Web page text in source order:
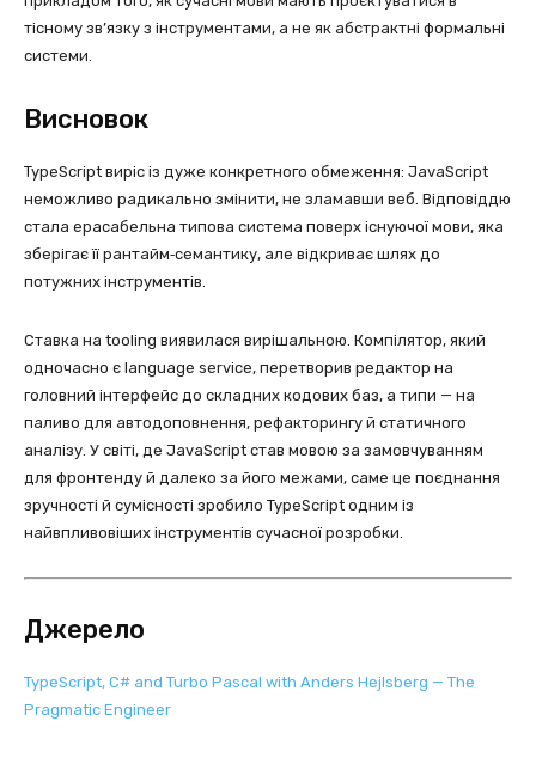
тісному зв’язку з інструментами, а не як абстрактні формальні
системи.
Висновок
TypeScript виріс із дуже конкретного обмеження: JavaScript
неможливо радикально змінити, не зламавши веб. Відповіддю
стала ерасабельна типова система поверх існуючої мови, яка
зберігає її рантайм‑семантику, але відкриває шлях до
потужних інструментів.
Ставка на tooling виявилася вирішальною. Компілятор, який
одночасно є language service, перетворив редактор на
головний інтерфейс до складних кодових баз, а типи — на
паливо для автодоповнення, рефакторингу й статичного
аналізу. У світі, де JavaScript став мовою за замовчуванням
для фронтенду й далеко за його межами, саме це поєднання
зручності й сумісності зробило TypeScript одним із
найвпливовіших інструментів сучасної розробки.
Джерело
TypeScript, C# and Turbo Pascal with Anders Hejlsberg — The
Pragmatic Engineer